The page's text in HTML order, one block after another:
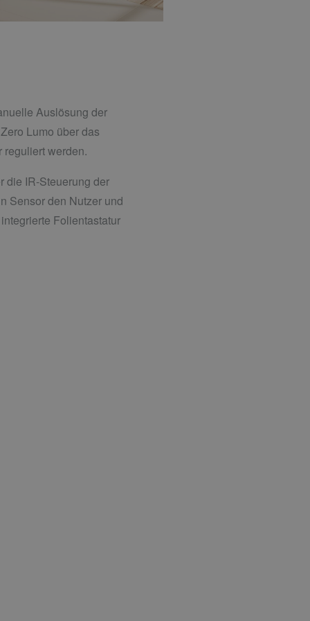
Auslösung der
Lumo über das
werden.
die IR-Steuerung der
Sensor den Nutzer und
Folientastatur